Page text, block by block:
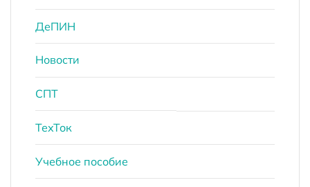
ДеПИН
Новости
СПТ
ТехТок
Учебное пособие